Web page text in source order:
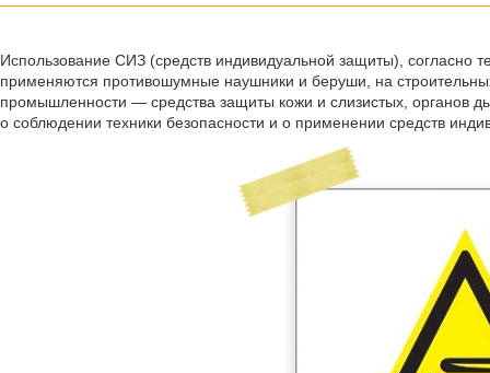
Использование СИЗ (средств индивидуальной защиты), согласно
применяются противошумные наушники и беруши, на
промышленности — средства защиты кожи и слизистых, органов
о соблюдении техники безопасности и о применении средств